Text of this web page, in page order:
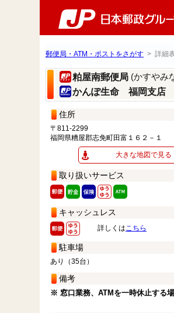
郵便局・ATM・ポストをさがす > 詳細
粕屋南郵便局 (かすやみ
かんぽ生命 福岡支店
住所
〒811-2299
福岡県糟屋郡志免町田富１６２－１
大きな地図で見る
取り扱いサービス
キャッシュレス
詳しくはこちら
駐車場
あり（35台）
備考
※ 窓口業務、ATMを一時休止する場